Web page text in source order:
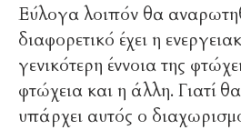
Εύλογα λοιπόν θα
διαφορετικό έχει η
γενικότερη έννοια της
φτώχεια και η άλλη. Γιατί
υπάρχει αυτός ο